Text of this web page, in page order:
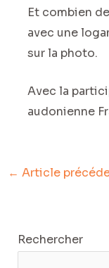
Et combien
avec une
sur la photo.
Avec la
audonienne
← Article
Rechercher